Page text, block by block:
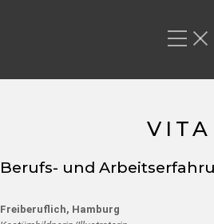
VITA
Berufs- und
Freiberuflich, Hamburg